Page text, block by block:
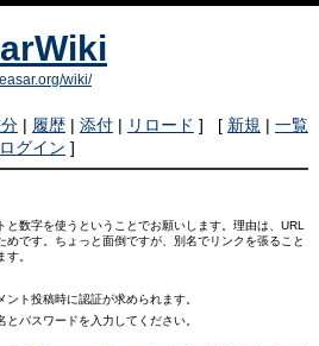
wiki/
| 履歴| 添付| リロード ] [ 新規 | 一覧
ログイン ]
と数字を使うということでお願いします。理由は、URL
です。ちょっと面倒ですが、別名でリンクを張ること
。
ト投稿時に認証が求められます。
パスワードを入力してください。